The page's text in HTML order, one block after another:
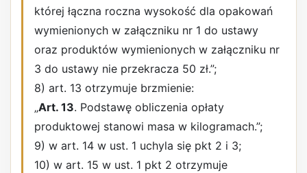
której łączna roczna wysokość dla opakowań
wymienionych w załączniku nr 1 do ustawy
oraz produktów wymienionych w załączniku nr
3 do ustawy nie przekracza 50 zł.”;
8) art. 13 otrzymuje brzmienie:
„Art. 13. Podstawę obliczenia opłaty
produktowej stanowi masa w kilogramach.”;
9) w art. 14 w ust. 1 uchyla się pkt 2 i 3;
10) w art. 15 w ust. 1 pkt 2 otrzymuje